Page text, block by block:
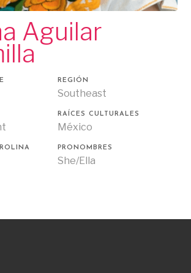
Aguilar
REGIÓN
Southeast
RAÍCES CULTURALES
México
PRONOMBRES
She/Ella